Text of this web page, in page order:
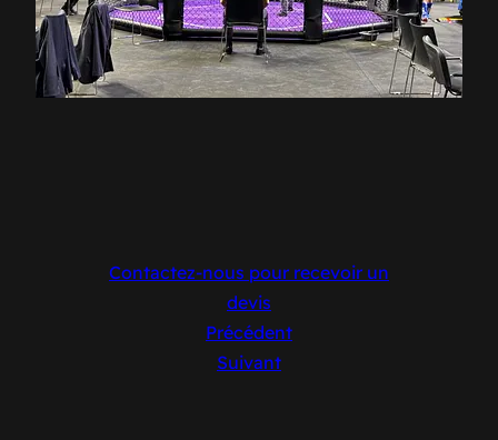
Contactez-nous pour recevoir un
devis
Précédent
Suivant